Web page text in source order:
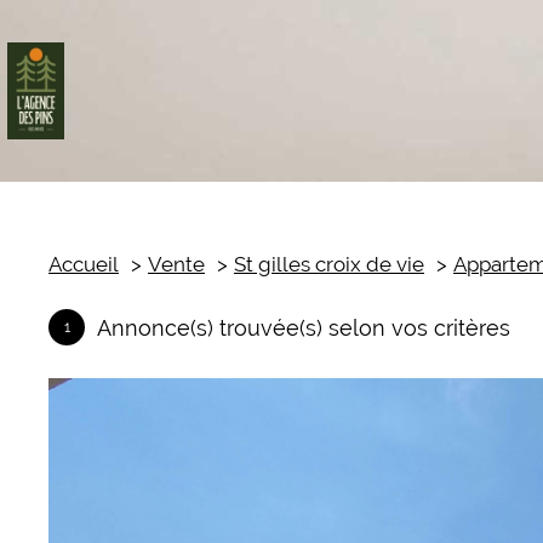
Accueil Vente St gilles croix de vie
1 Annonce(s) trouvée(s) selon vos critères